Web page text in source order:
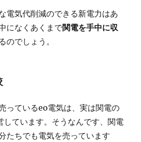
電気代削減のできる新電力はあ
になくあくまで関電を手中に収
のでしょう。
っているeo電気は、実は関電の
しています。そうなんです、関電
たちでも電気を売っています